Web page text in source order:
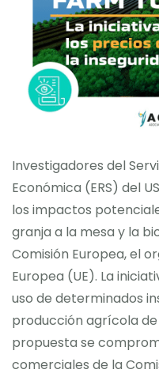
Investigadores del
Económica (ERS) del
los impactos
granja a la mesa y la
Comisión Europea, el
Europea (UE). La
uso de determinados
producción agrícola de
propuesta se
comerciales de la